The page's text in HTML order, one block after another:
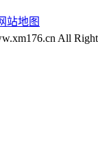
站地图
All